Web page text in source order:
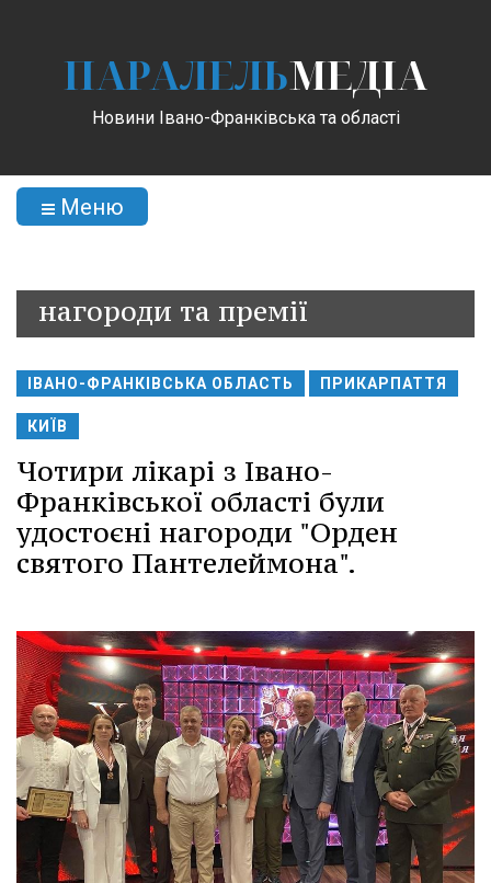
ПАРАЛЕЛЬМЕДІА
Новини Івано-Франківська та області
Меню
нагороди та премії
ІВАНО-ФРАНКІВСЬКА ОБЛАСТЬ ПРИКАРПАТТЯ
КИЇВ
Чотири лікарі з Івано-
Франківської області були
удостоєні нагороди "Орден
святого Пантелеймона".